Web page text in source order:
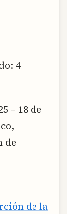
4
– 18 de
de
de la